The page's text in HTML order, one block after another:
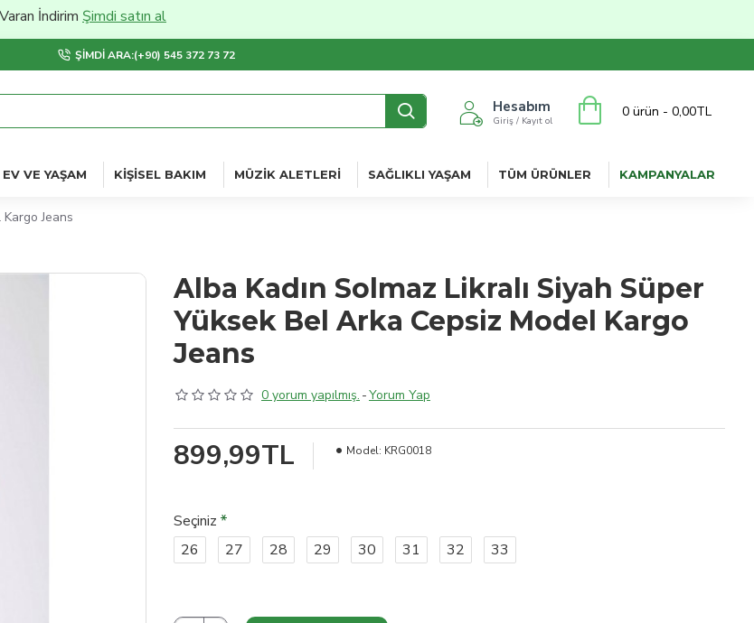
Şimdi satın al
ŞIMDI ARA:(+90) 545 372 73 72
Hesabım
Giriş / Kayıt ol
0 ürün - 0,00TL
EV VE YAŞAM KIŞISEL BAKIM MÜZIK ALETLERI SAĞLIKLI YAŞAM TÜM ÜRÜNLER KAMPANYALAR
Jeans
Alba Kadın Solmaz Likralı Siyah Süper
Yüksek Bel Arka Cepsiz Model Kargo
Jeans
0 yorum yapılmış. -Yorum Yap
899,99TL Model: KRG0018
Seçiniz
26
27 28 29 30 31 32 33